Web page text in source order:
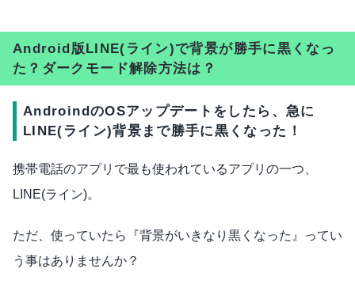
Android版LINE(ライン)で背景が勝手に黒くなっ
た？ダークモード解除方法は？
AndroindのOSアップデートをしたら、急に
LINE(ライン)背景まで勝手に黒くなった！
携帯電話のアプリで最も使われているアプリの一つ、
LINE(ライン)。
ただ、使っていたら『背景がいきなり黒くなった』ってい
う事はありませんか？